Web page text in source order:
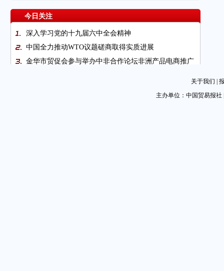
今日关注
深入学习党的十九届六中全会精神
中国全力推动WTO议题磋商取得实质进展
金华市贸促会参与举办中非合作论坛非洲产品电商推广
关于我们
主办单位：中国贸易报